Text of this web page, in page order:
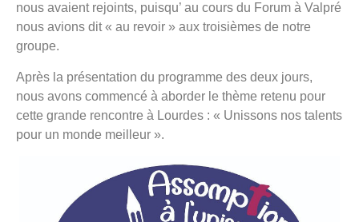
nous avaient rejoints, puisqu’ au cours du Forum à Valpré
nous avions dit « au revoir » aux troisièmes de notre
groupe.
Après la présentation du programme des deux jours,
nous avons commencé à aborder le thème retenu pour
cette grande rencontre à Lourdes : « Unissons nos talents
pour un monde meilleur ».